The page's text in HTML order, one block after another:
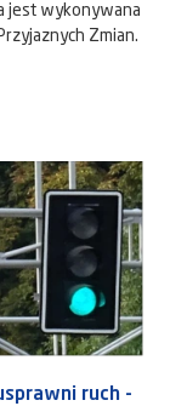
jest wykonywana
Zmian.
ruch -